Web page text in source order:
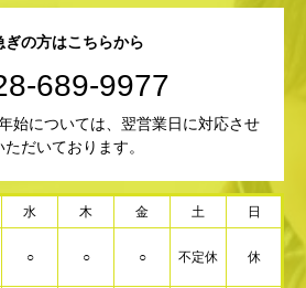
ぎの方はこちらから
689-9977
始については、翌営業日に対応させ
ただいております。
水 木 金 土 日
○ ○ ○ 不定休 休